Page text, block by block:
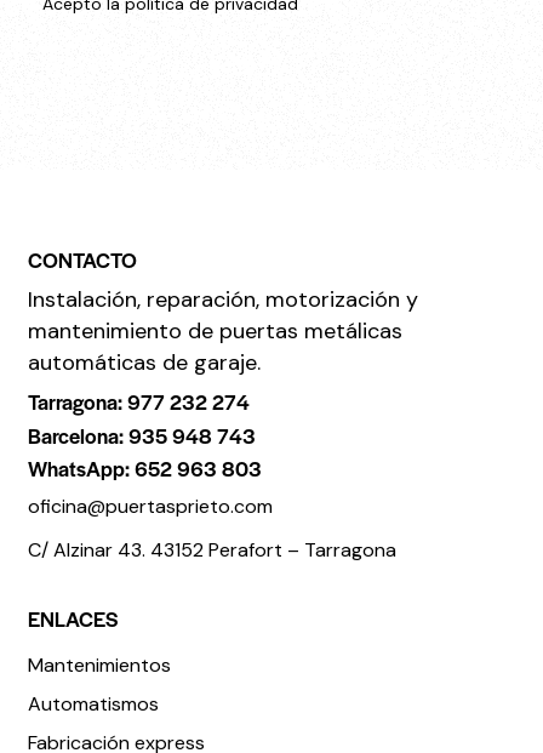
CONTACTO
Instalación, reparación, motorización y
mantenimiento de puertas metálicas
automáticas de garaje.
Tarragona: 977 232 274
Barcelona: 935 948 743
WhatsApp: 652 963 803
oficina@puertasprieto.com
C/ Alzinar 43. 43152 Perafort – Tarragona
ENLACES
Mantenimientos
Automatismos
Fabricación express